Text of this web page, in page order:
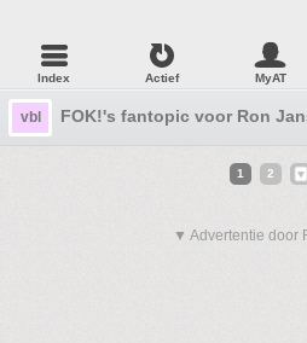
Index Actief MyAT
vbl FOK!'s fantopic voor Ron
1 2
▼ Advertentie door